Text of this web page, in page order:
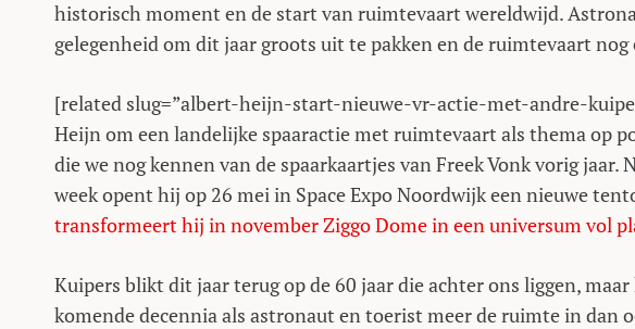
historisch moment en de start van ruimtevaart wereldwijd.
gelegenheid om dit jaar groots uit te pakken en de ruimtevaart
[related slug=”albert-heijn-start-nieuwe-vr-actie-met-andre-
Heijn om een landelijke spaaractie met ruimtevaart als thema op
die we nog kennen van de spaarkaartjes van Freek Vonk vorig jaar.
week opent hij op 26 mei in Space Expo Noordwijk een nieuwe
transformeert hij in november Ziggo Dome in een universum vol
Kuipers blikt dit jaar terug op de 60 jaar die achter ons liggen,
komende decennia als astronaut en toerist meer de ruimte in dan